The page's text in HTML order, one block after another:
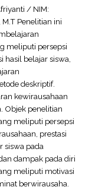
/ NIM:
Penelitian ini
meliputi persepsi
hasil belajar siswa,
deskriptif.
kewirausahaan
Objek penelitian
meliputi persepsi
prestasi
siswa pada
dampak pada diri
meliputi motivasi
berwirausaha.